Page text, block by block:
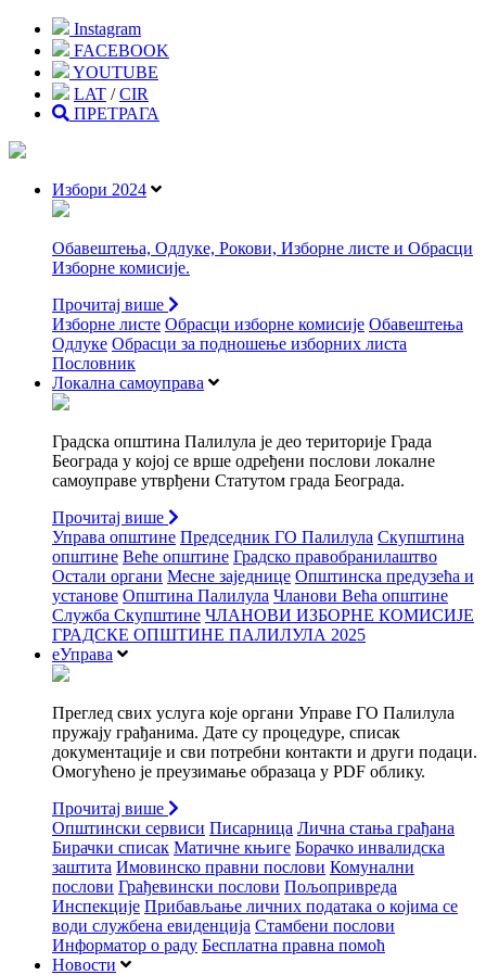
Instagram
FACEBOOK
YOUTUBE
LAT /CIR
ПРЕТРАГА
Избори 2024
Обавештења, Одлуке, Рокови, Изборне листе и Обрасци
Изборне комисије.
Прочитај више
Изборне листе Oбрасци изборне комисије Обавештења
Одлуке Обрасци за подношење изборних листа
Пословник
Локална самоуправа
Градска општина Палилула је део територије Града
Београда у којој се врше одређени послови локалне
самоуправе утврђени Статутом града Београда.
Прочитај више
Управа општине Председник ГО Палилула Скупштина
општине Веће општине Градско правобранилаштво
Остали органи Месне заједнице Општинска предузећа и
установе Општина Палилула Чланови Већа општине
Служба Скупштине ЧЛАНОВИ ИЗБОРНЕ КОМИСИЈЕ
ГРАДСКЕ ОПШТИНЕ ПАЛИЛУЛА 2025
еУправа
Преглед свих услуга које органи Управе ГО Палилула
пружају грађанима. Дате су процедуре, списак
документације и сви потребни контакти и други подаци.
Омогућено је преузимање образаца у PDF облику.
Прочитај више
Општински сервиси Писарница Лична стања грађана
Бирачки списак Матичне књиге Борачко инвалидска
заштита Имовинско правни послови Комунални
послови Грађевински послови Пољопривреда
Инспекције Прибављање личних података о којима се
води службена евиденција Стамбени послови
Информатор о раду Бесплатна правна помоћ
Новости